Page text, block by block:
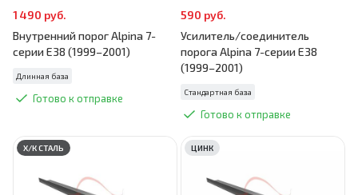
1 490 руб.
Внутренний порог Alpina 7-
серии E38 (1999–2001)
Длинная база
Готово к отправке
590 руб.
Усилитель/соединитель
порога Alpina 7-серии E38
(1999–2001)
Стандартная база
Готово к отправке
Х/К СТАЛЬ ЦИНК